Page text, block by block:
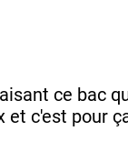
ce bac
c'est pour